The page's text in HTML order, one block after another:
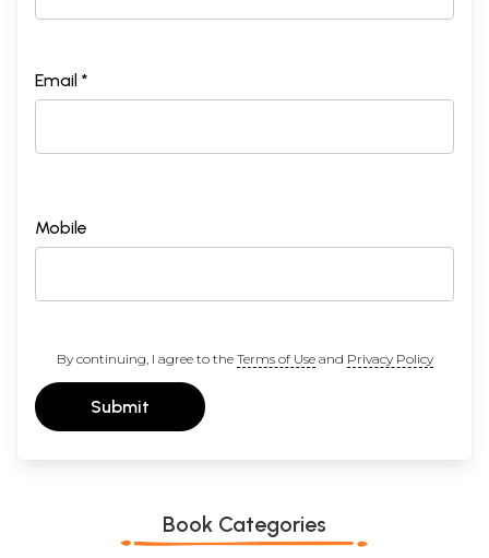
Email *
Mobile
By continuing, I agree to the Terms of Useand Privacy Policy
Submit
Book Categories